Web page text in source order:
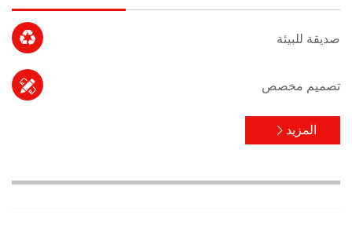
 صديقة للبيئة
 تصميم مخصص
المزيد 